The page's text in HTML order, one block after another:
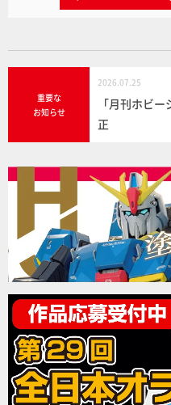
重要な
お知らせ
2026.07.25
「月刊ホビ
正